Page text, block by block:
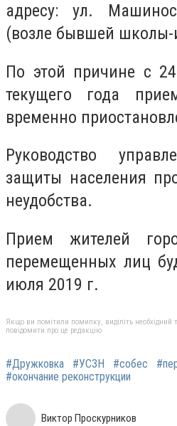
адресу: ул.
(возле бывшей
По этой причине с
текущего года
временно
Руководство
защиты населения
неудобства.
Прием жителей
перемещенных лиц
июля 2019 г.
Якщо ви помітили помилку, виділіть необхідний
повідомити про це редакцію
#Дружковка #УСЗН #собес
#окончание реконструкции
Виктор Проскурников